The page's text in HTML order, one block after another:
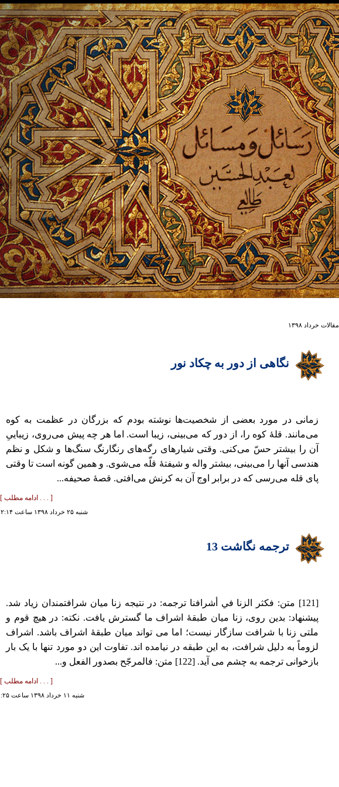
مقالات خرداد ۱۳۹۸
نگاهی از دور به چکاد نور
زمانی در مورد بعضی از شخصیت‌ها نوشته بودم که بزرگان در عظمت به کوه
می‌مانند. قلۀ کوه را، از دور که می‌بینی، زیبا است. اما هر چه پیش می‌روی، زیباییِ
آن را بیشتر حسّ می‌کنی. وقتی شیارهای رگه‌های رنگارنگ سنگ‌ها و شکل و نظم
هندسی آنها را می‌بینی، بیشتر واله و شیفتۀ قلّه می‌شوی. و همین گونه است تا وقتی
پای قله می‌رسی که در برابر اوج آن به کرنش می‌افتی. قصۀ صحیفه...
[ . . . ادامه مطلب ]
شنبه ۲۵ خرداد ۱۳۹۸ ساعت ۱۲:۱۴
ترجمه نگاشت 13
[121] متن: فکثر الزنا في أشرافنا ترجمه: در نتیجه زنا میان شرافتمندان زیاد شد.
پیشنهاد: بدین روی، زنا میان طبقۀ اشراف ما گسترش یافت. نکته: در هیچ قوم و
ملتی زنا با شرافت سازگار نیست؛ اما می تواند میان طبقۀ اشراف باشد. اشراف
لزوماً به دلیل شرافت، به این طبقه در نیامده اند. تفاوت این دو مورد تنها با یک بار
بازخوانی ترجمه به چشم می آید. [122] متن: فالمرجّح بصدور الفعل و...
[ . . . ادامه مطلب ]
شنبه ۱۱ خرداد ۱۳۹۸ ساعت ۱:۲۵